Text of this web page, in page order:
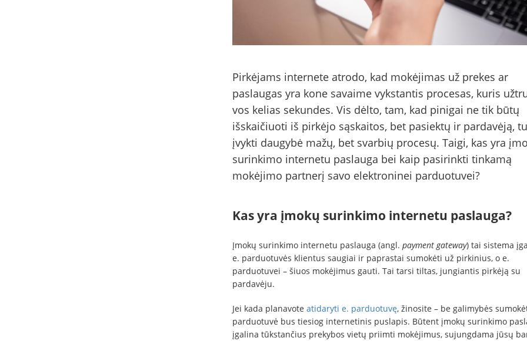
Pirkėjams internete atrodo, kad mokėjimas už prekes ar
paslaugas yra kone savaime vykstantis procesas, kuris
vos kelias sekundes. Vis dėlto, tam, kad pinigai ne tik būtų
išskaičiuoti iš pirkėjo sąskaitos, bet pasiektų ir pardavėją,
įvykti daugybė mažų, bet svarbių procesų. Taigi, kas yra
surinkimo internetu paslauga bei kaip pasirinkti tinkamą
mokėjimo partnerį savo elektroninei parduotuvei?
Kas yra įmokų surinkimo internetu paslauga?
Įmokų surinkimo internetu paslauga (angl. payment gateway) tai sistema
e. parduotuvės klientus saugiai ir paprastai sumokėti už pirkinius, o e.
parduotuvei – šiuos mokėjimus gauti. Tai tarsi tiltas, jungiantis pirkėją su
pardavėju.
Jei kada planavote atidaryti e. parduotuvę, žinosite – be galimybės
parduotuvė bus tiesiog internetinis puslapis. Būtent įmokų surinkimo
įgalina tūkstančius prekybos vietų priimti mokėjimus, sujungdama jūsų